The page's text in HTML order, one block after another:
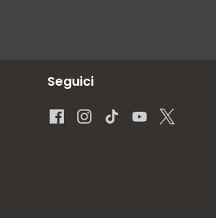
Seguici